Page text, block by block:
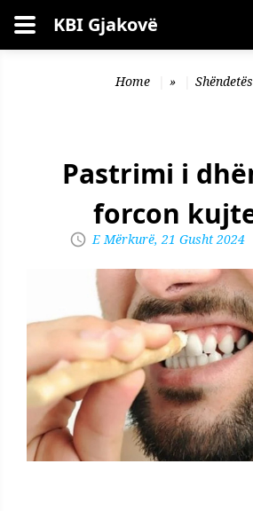
Kërko KBI Gjakovë
Home »
Pastrimi i
forcon
E Mërkurë, 21 Gusht 2024